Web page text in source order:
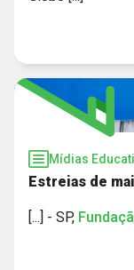
Mídias
Estreias de
[...] - SP,